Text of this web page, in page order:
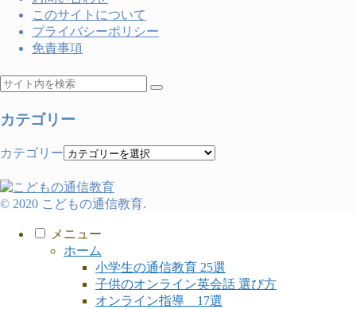
このサイトについて
プライバシーポリシー
免責事項
カテゴリー
カテゴリー
© 2020 こどもの通信教育.
メニュー
ホーム
小学生の通信教育 25選
子供のオンライン英会話 選び方
オンライン指導 17選